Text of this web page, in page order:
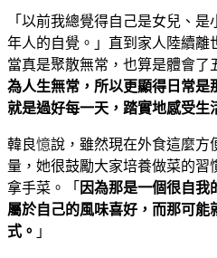
「以前我總覺得自己是女兒、
年人的自覺。」直到家人陸續離
當真是聚散無常，也算是體會了
為人生無常，所以更顯得日常是
就是過好每一天，踏實地感受生
韓良憶說，雖然現在外食這麼方
量，她很鼓勵大家培養做菜的習
拿手菜。「 因為那是一個很自我
屬於自己的風味喜好，而那可能
式。 」